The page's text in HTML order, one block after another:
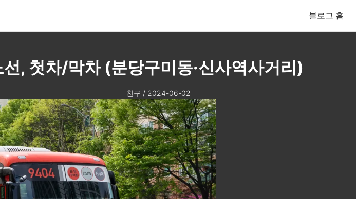
블로그 홈
, 첫차/막차 (분당구미동·신사역사거리)
찬구 / 2024-06-02